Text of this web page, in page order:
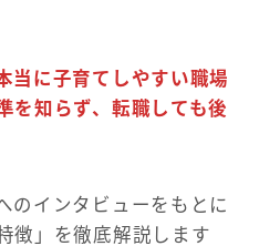
当に子育てしやすい職場
を知らず、転職しても後
のインタビューをもとに
徴」を徹底解説します